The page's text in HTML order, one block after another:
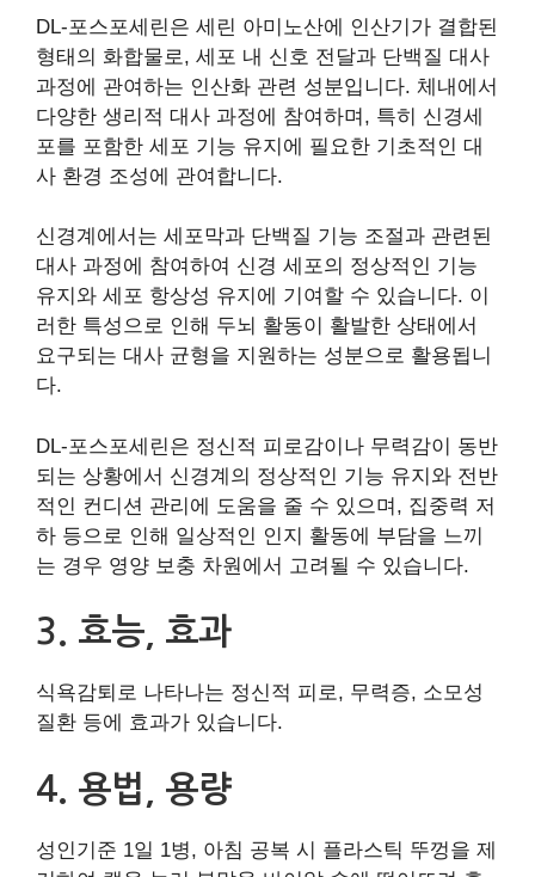
DL-포스포세린은 세린 아미노산에 인산기가 결합된
형태의 화합물로, 세포 내 신호 전달과 단백질 대사
과정에 관여하는 인산화 관련 성분입니다. 체내에서
다양한 생리적 대사 과정에 참여하며, 특히 신경세
포를 포함한 세포 기능 유지에 필요한 기초적인 대
사 환경 조성에 관여합니다.
신경계에서는 세포막과 단백질 기능 조절과 관련된
대사 과정에 참여하여 신경 세포의 정상적인 기능
유지와 세포 항상성 유지에 기여할 수 있습니다. 이
러한 특성으로 인해 두뇌 활동이 활발한 상태에서
요구되는 대사 균형을 지원하는 성분으로 활용됩니
다.
DL-포스포세린은 정신적 피로감이나 무력감이 동반
되는 상황에서 신경계의 정상적인 기능 유지와 전반
적인 컨디션 관리에 도움을 줄 수 있으며, 집중력 저
하 등으로 인해 일상적인 인지 활동에 부담을 느끼
는 경우 영양 보충 차원에서 고려될 수 있습니다.
3. 효능, 효과
식욕감퇴로 나타나는 정신적 피로, 무력증, 소모성
질환 등에 효과가 있습니다.
4. 용법, 용량
성인기준 1일 1병, 아침 공복 시 플라스틱 뚜껑을 제